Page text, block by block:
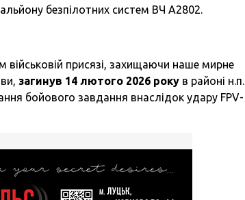
безпілотних систем ВЧ А2802.
військовій присязі, захищаючи наше мирне
загинув 14 лютого 2026 року в районі н.п.
бойового завдання внаслідок удару FPV-